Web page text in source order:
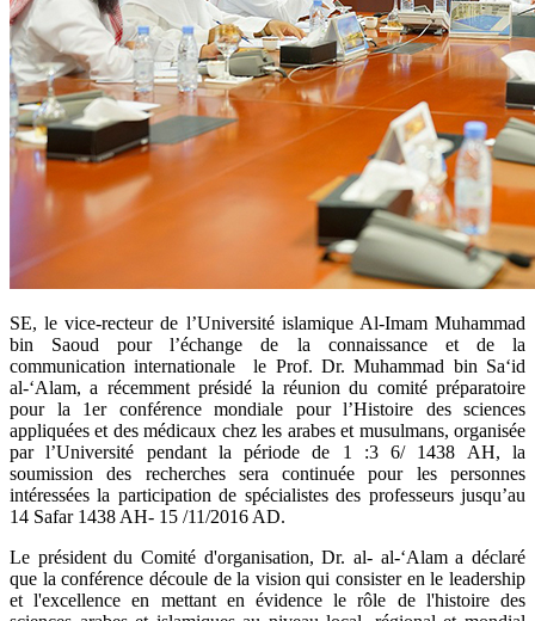
​SE, le vice-recteur de l’Université islamique Al-Imam Muhammad
bin Saoud pour l’échange de la connaissance et de la
communication internationale le Prof. Dr. Muhammad bin Sa‘id
al-‘Alam, a récemment présidé la réunion du comité préparatoire
pour la 1er conférence mondiale pour l’Histoire des sciences
appliquées et des médicaux chez les arabes et musulmans, organisée
par l’Université pendant la période de 1 :3 6/ 1438 AH, la
soumission des recherches sera continuée pour les personnes
intéressées la participation de spécialistes des professeurs jusqu’au
14 Safar 1438 AH- 15 /11/2016 AD.
Le président du Comité d'organisation, Dr. al- al-‘Alam a déclaré
que la conférence découle de la vision qui consister en le leadership
et l'excellence en mettant en évidence le rôle de l'histoire des